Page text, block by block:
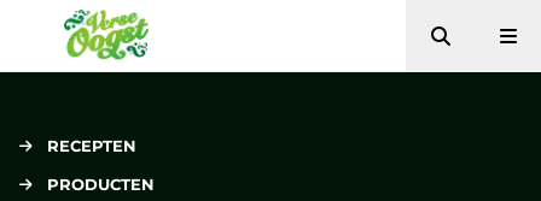
Verse Oogst
Zoeken
RECEPTEN
PRODUCTEN